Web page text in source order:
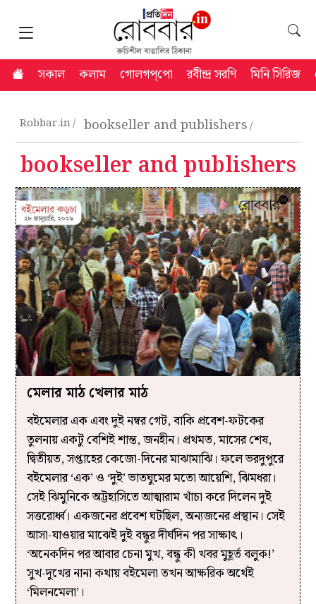
সকাল কলাম গোলগপ্‌পো রবীন্দ্র সরণি মিনি সিরিজ
Robbar.in bookseller and publishers
bookseller and publishers
মেলার মাঠ খেলার মাঠ
ব‌ইমেলার এক এবং দুই নম্বর গেট, বাকি প্রবেশ-ফটকের
তুলনায় একটু বেশিই শান্ত, জনহীন। প্রথমত, মাসের শেষ,
দ্বিতীয়ত, সপ্তাহের কেজো-দিনের মাঝামাঝি। ফলে ভরদুপুরে
ব‌ইমেলার ‘এক’ ও ‘দুই’ ভাতঘুমের মতো আয়েশি, ঝিমধরা।
সেই ঝিমুনিকে অট্টহাসিতে আত্মারাম খাঁচা করে দিলেন দুই
সত্তরোর্ধ্ব। একজনের প্রবেশ ঘটছিল, অন্যজনের প্রস্থান। সেই
আসা-যাওয়ার মাঝেই দুই বন্ধুর দীর্ঘদিন পর সাক্ষাৎ।
‘অনেকদিন পর আবার চেনা মুখ, বন্ধু কী খবর মুহূর্ত বলুক!’
সুখ-দুখের নানা কথায় ব‌ইমেলা তখন আক্ষরিক অর্থেই
‘মিলনমেলা’।